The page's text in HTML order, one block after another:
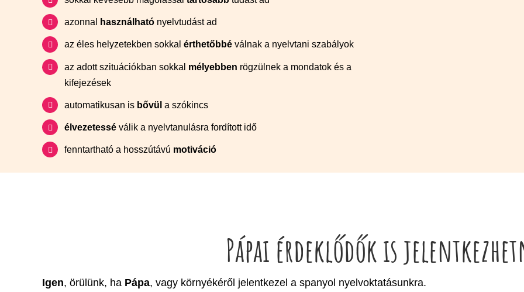
azonnal használható nyelvtudást ad
az éles helyzetekben sokkalérthetőbbé válnak a nyelvtani szabályok
az adott szituációkban sokkal mélyebben rögzülnek a mondatok és a
kifejezések
automatikusan is bővül a szókincs
élvezetessé válik a nyelvtanulásra fordított idő
fenntartható a hosszútávú motiváció
Pápai érdeklődők is
Igen, örülünk, ha Pápa, vagy környékéről jelentkezel a spanyol nyelvoktatásunkra.